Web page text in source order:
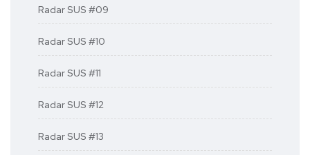
Radar SUS #09
Radar SUS #10
Radar SUS #11
Radar SUS #12
Radar SUS #13